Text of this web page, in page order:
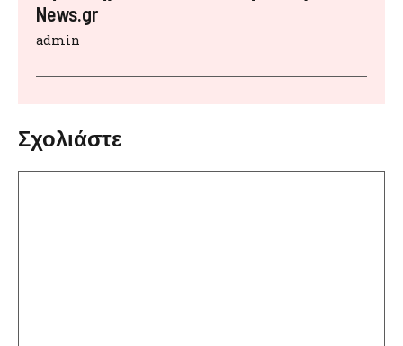
News.gr
admin
Σχολιάστε